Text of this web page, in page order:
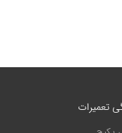
تعمیرات